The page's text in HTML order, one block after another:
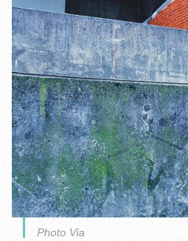
Photo Via